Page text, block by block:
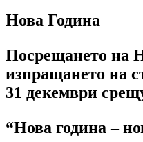
Нова Година
Посрещането на
изпращането на
31 декември
“Нова година –